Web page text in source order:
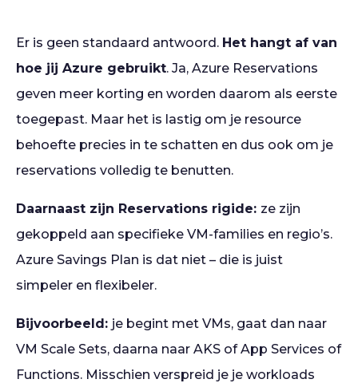
Er is geen standaard antwoord. Het hangt af van
hoe jij Azure gebruikt. Ja, Azure Reservations
geven meer korting en worden daarom als eerste
toegepast. Maar het is lastig om je resource
behoefte precies in te schatten en dus ook om je
reservations volledig te benutten.
Daarnaast zijn Reservations rigide: ze zijn
gekoppeld aan specifieke VM-families en regio’s.
Azure Savings Plan is dat niet – die is juist
simpeler en flexibeler.
Bijvoorbeeld: je begint met VMs, gaat dan naar
VM Scale Sets, daarna naar AKS of App Services of
Functions. Misschien verspreid je je workloads